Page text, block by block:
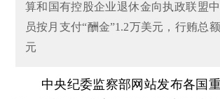
算和国有控股企业退休金向执政联盟
员按月支付“酬金”1.2万美元，行贿总
元
中央纪委监察部网站发布各国重